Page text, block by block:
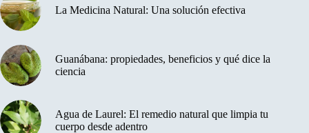
La Medicina Natural: Una solución efectiva
Guanábana: propiedades, beneficios y qué dice la
ciencia
Agua de Laurel: El remedio natural que limpia tu
cuerpo desde adentro